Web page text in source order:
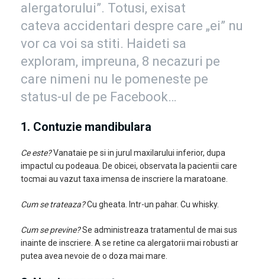
alergatorului”. Totusi, exisat
cateva accidentari despre care „ei” nu
vor ca voi sa stiti. Haideti sa
exploram, impreuna, 8 necazuri pe
care nimeni nu le pomeneste pe
status-ul de pe Facebook…
1. Contuzie mandibulara
Ce este?Vanataie pe si in jurul maxilarului inferior, dupa
impactul cu podeaua. De obicei, observata la pacientii care
tocmai au vazut taxa imensa de inscriere la maratoane.
Cum se trateaza?Cu gheata. Intr-un pahar. Cu whisky.
Cum se previne?Se administreaza tratamentul de mai sus
inainte de inscriere. A se retine ca alergatorii mai robusti ar
putea avea nevoie de o doza mai mare.